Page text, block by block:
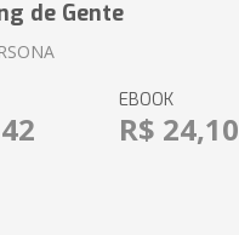
de Gente
EBOOK
R$ 24,10